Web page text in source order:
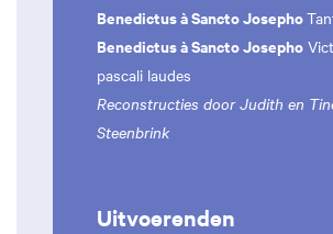
Benedictus à Sancto Josepho
Benedictus à Sancto Josepho
pascali laudes
Reconstructies door Judith en
Steenbrink
Uitvoerenden